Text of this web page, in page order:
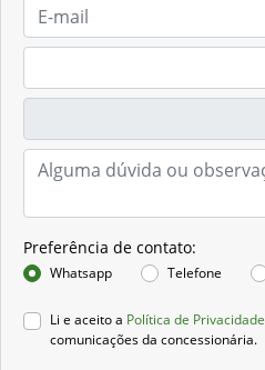
Preferência de contato:
Whatsapp Telefone
Li e aceito a Política de Privacidade
comunicações da concessionária.